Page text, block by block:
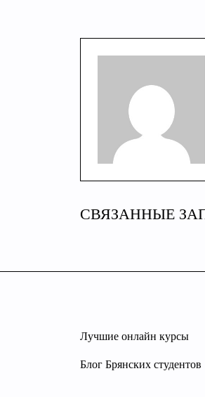
СВЯЗАННЫЕ
Лучшие онлайн курсы
Блог Брянских студентов